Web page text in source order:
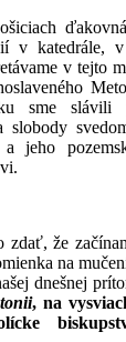
v katedrále,
v tejto
sme slávili
slobody
jeho
zdať, že
na
dnešnej
, na